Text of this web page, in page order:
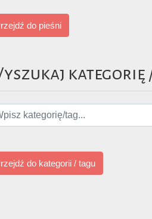
do pieśni
kategorię
do kategorii / tagu